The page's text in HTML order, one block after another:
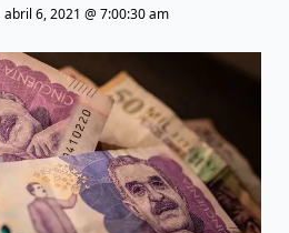
abril 6, 2021 @ 7:00:30 am